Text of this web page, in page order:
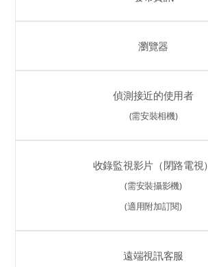
瀏覽器
偵測接近的使用者
(需安裝相機)
收錄監視影片（閉路電視）
(需安裝攝影機)
(適用附加訂閱)
遠端視訊客服